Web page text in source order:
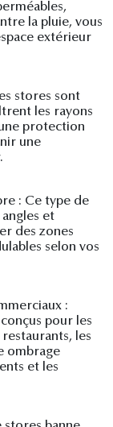
la pluie, vous
extérieur
stores sont
les rayons
protection
une
: Ce type de
et
des zones
selon vos
:
pour les
les
ombrage
et les